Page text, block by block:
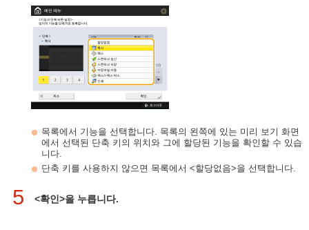
목록에서 기능을 선택합니다. 목록의 왼쪽에 있는 미리 보기 화면
에서 선택된 단축 키의 위치와 그에 할당된 기능을 확인할 수 있습
니다.
단축 키를 사용하지 않으면 목록에서 <할당없음>을 선택합니다.
5 <확인>을 누릅니다.